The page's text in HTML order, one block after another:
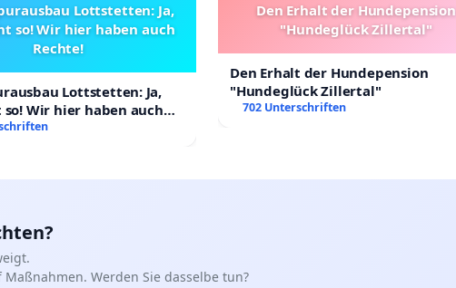
Lottstetten: Ja,
so! Wir hier haben auch
Rechte!
Lottstetten: Ja,
Wir hier haben auch
Den Erhalt der Hundepension
"Hundeglück Zillertal"
Den Erhalt der Hundepension
"Hundeglück Zillertal"
702 Unterschriften
Werden Sie dasselbe tun?